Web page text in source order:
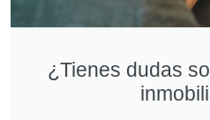
¿Tienes dudas